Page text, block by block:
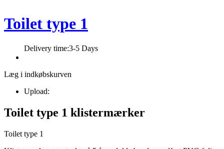
Toilet type 1
Delivery time:3-5 Days
Læg i indkøbskurven
Upload:
Toilet type 1 klistermærker
Toilet type 1